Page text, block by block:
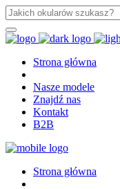
Strona główna
Nasze modele
Znajdź nas
Kontakt
B2B
Strona główna